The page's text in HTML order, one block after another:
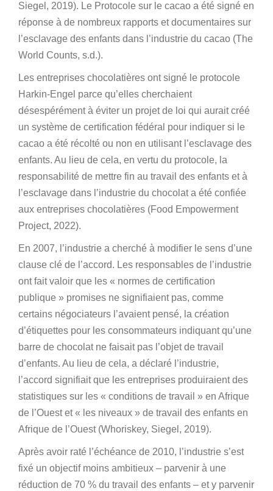
Siegel, 2019). Le Protocole sur le cacao a été signé en
réponse à de nombreux rapports et documentaires sur
l’esclavage des enfants dans l’industrie du cacao (The
World Counts, s.d.).
Les entreprises chocolatières ont signé le protocole
Harkin-Engel parce qu’elles cherchaient
désespérément à éviter un projet de loi qui aurait créé
un système de certification fédéral pour indiquer si le
cacao a été récolté ou non en utilisant l’esclavage des
enfants. Au lieu de cela, en vertu du protocole, la
responsabilité de mettre fin au travail des enfants et à
l’esclavage dans l’industrie du chocolat a été confiée
aux entreprises chocolatières (Food Empowerment
Project, 2022).
En 2007, l’industrie a cherché à modifier le sens d’une
clause clé de l’accord. Les responsables de l’industrie
ont fait valoir que les « normes de certification
publique » promises ne signifiaient pas, comme
certains négociateurs l’avaient pensé, la création
d’étiquettes pour les consommateurs indiquant qu’une
barre de chocolat ne faisait pas l’objet de travail
d’enfants. Au lieu de cela, a déclaré l’industrie,
l’accord signifiait que les entreprises produiraient des
statistiques sur les « conditions de travail » en Afrique
de l’Ouest et « les niveaux » de travail des enfants en
Afrique de l’Ouest (Whoriskey, Siegel, 2019).
Après avoir raté l’échéance de 2010, l’industrie s’est
fixé un objectif moins ambitieux – parvenir à une
réduction de 70 % du travail des enfants – et y parvenir